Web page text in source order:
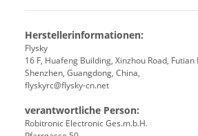
Herstellerinformationen:
Flysky
16 F, Huafeng Building, Xinzhou Road, Futian
Shenzhen, Guangdong, China,
flyskyrc@flysky-cn.net
verantwortliche Person:
Robitronic Electronic Ges.m.b.H.